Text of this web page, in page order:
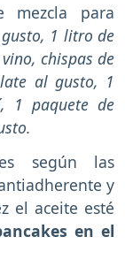
mezcla para
1 litro de
chispas de
al gusto, 1
1 paquete de
según las
y
el aceite esté
en el